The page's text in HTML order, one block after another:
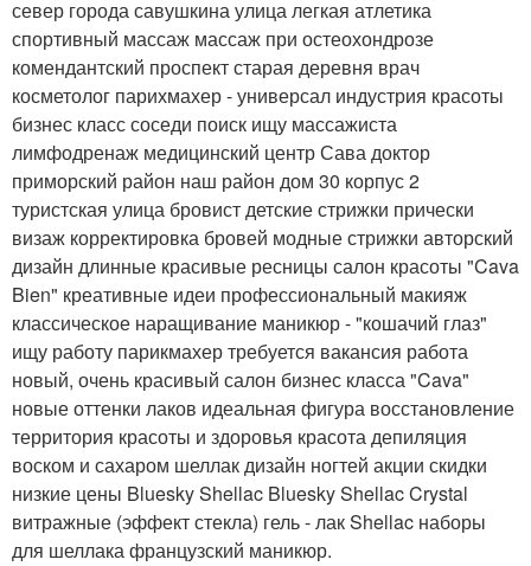
север города савушкина улица легкая атлетика
спортивный массаж массаж при остеохондрозе
комендантский проспект старая деревня врач
косметолог парихмахер - универсал индустрия красоты
бизнес класс соседи поиск ищу массажиста
лимфодренаж медицинский центр Сава доктор
приморский район наш район дом 30 корпус 2
туристская улица бровист детские стрижки прически
визаж корректировка бровей модные стрижки авторский
дизайн длинные красивые ресницы салон красоты "Cava
Bien" креативные идеи профессиональный макияж
классическое наращивание маникюр - "кошачий глаз"
ищу работу парикмахер требуется вакансия работа
новый, очень красивый салон бизнес класса "Cava"
новые оттенки лаков идеальная фигура восстановление
территория красоты и здоровья красота депиляция
воском и сахаром шеллак дизайн ногтей акции скидки
низкие цены Bluesky Shellac Bluesky Shellac Crystal
витражные (эффект стекла) гель - лак Shellac наборы
для шеллака французский маникюр.